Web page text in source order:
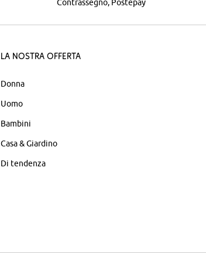
Contrassegno Postepay
La nostra offerta
Donna
Uomo
Bambini
Casa & Giardino
Di tendenza